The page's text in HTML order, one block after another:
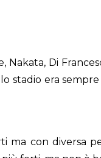
Di
era sempre
ma con diversa